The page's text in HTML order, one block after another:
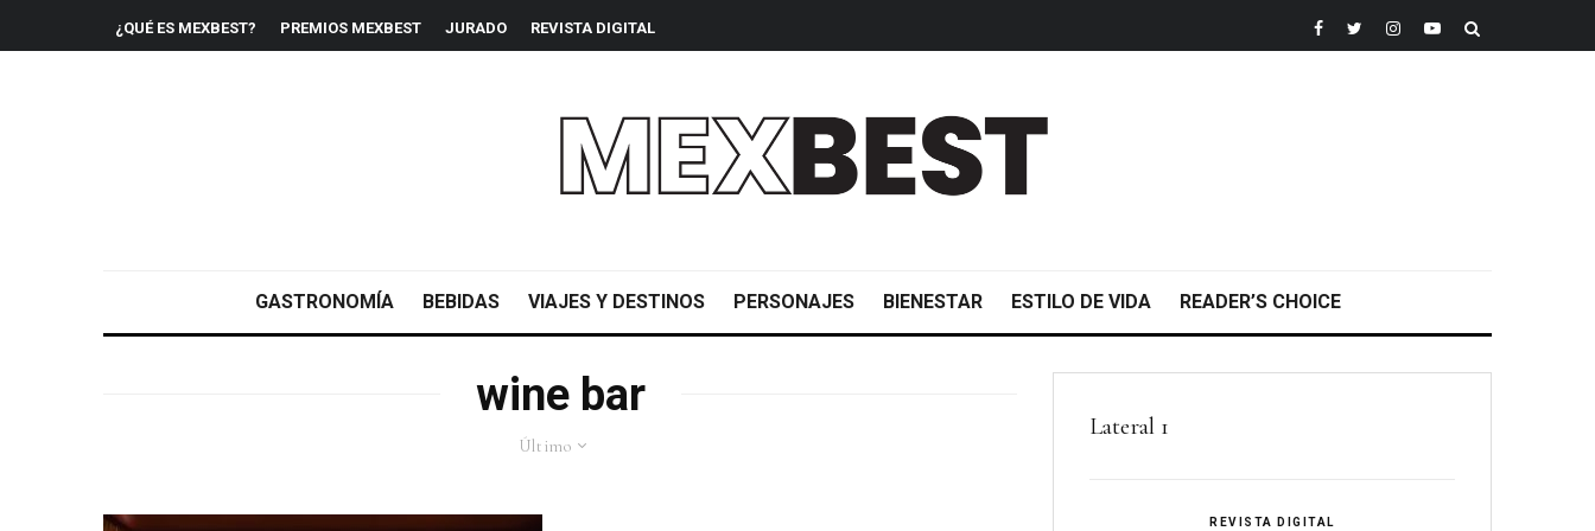
¿QUÉ ES MEXBEST? PREMIOS MEXBEST JURADO REVISTA DIGITAL
GASTRONOMÍA BEBIDAS VIAJES Y DESTINOS PERSONAJES BIENESTAR ESTILO DE VIDA READER’S CHOICE
wine bar
Último
Lateral 1
REVISTA DIGITAL